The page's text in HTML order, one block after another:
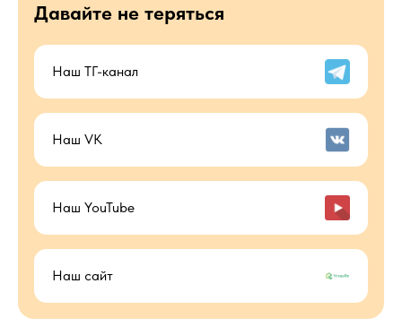
Давайте не теряться
Наш ТГ-канал
Наш VK
Наш YouTube
Наш сайт